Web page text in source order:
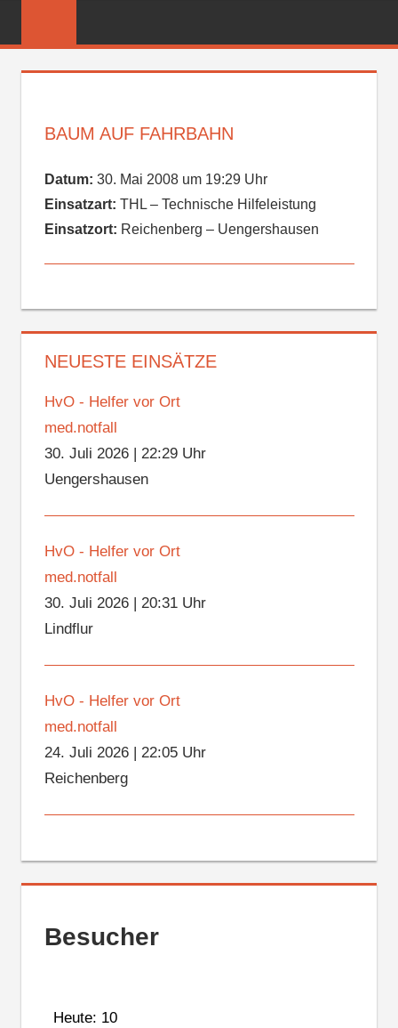
FEUERWEHR
BAUM AUF FAHRBAHN
Datum: 30. Mai 2008 um 19:29 Uhr
Einsatzart: THL – Technische Hilfeleistung
Einsatzort: Reichenberg – Uengershausen
NEUESTE EINSÄTZE
HvO - Helfer vor Ort
med.notfall
30. Juli 2026| 22:29 Uhr
Uengershausen
HvO - Helfer vor Ort
med.notfall
30. Juli 2026| 20:31 Uhr
Lindflur
HvO - Helfer vor Ort
med.notfall
24. Juli 2026| 22:05 Uhr
Reichenberg
Besucher
Heute: 10